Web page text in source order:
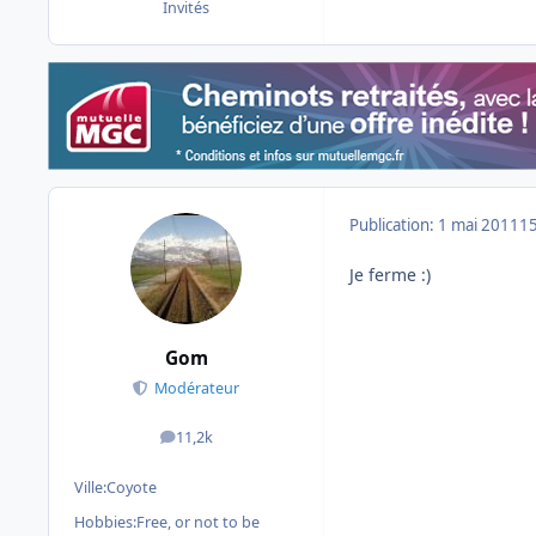
Invités
Gom
Modérateur
11,2k
messages
Ville:Coyote
Hobbies:Free, or not to be
Publication: 1 mai 2011
Je ferme :)